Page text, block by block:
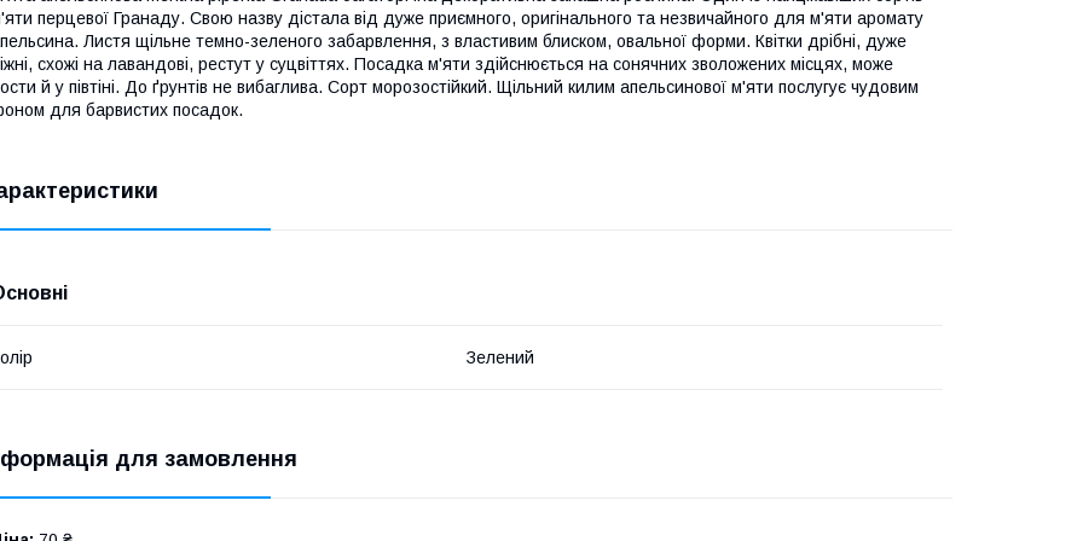
перцевої Гранаду. Свою назву дістала від дуже приємного, оригінального та незвичайного для м'яти аромату
Листя щільне темно-зеленого забарвлення, з властивим блиском, овальної форми. Квітки дрібні, дуже
схожі на лавандові, рестут у суцвіттях. Посадка м'яти здійснюється на сонячних зволожених місцях, може
й у півтіні. До ґрунтів не вибаглива. Сорт морозостійкий. Щільний килим апельсинової м'яти послугує чудовим
для барвистих посадок.
Зелений
для замовлення